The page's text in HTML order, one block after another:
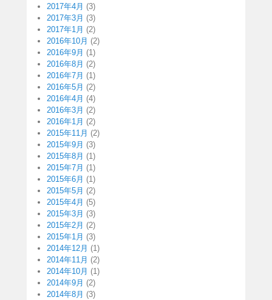
2017年4月 (3)
2017年3月 (3)
2017年1月 (2)
2016年10月 (2)
2016年9月 (1)
2016年8月 (2)
2016年7月 (1)
2016年5月 (2)
2016年4月 (4)
2016年3月 (2)
2016年1月 (2)
2015年11月 (2)
2015年9月 (3)
2015年8月 (1)
2015年7月 (1)
2015年6月 (1)
2015年5月 (2)
2015年4月 (5)
2015年3月 (3)
2015年2月 (2)
2015年1月 (3)
2014年12月 (1)
2014年11月 (2)
2014年10月 (1)
2014年9月 (2)
2014年8月 (3)